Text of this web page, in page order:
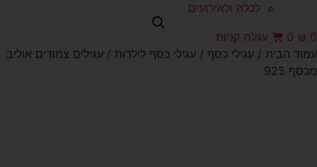
לכלה ולאירועים
₪ 0
0
עגלת קניות
עמוד הבית / עגילי כסף / עגילי כסף לילדות / עגילים צמודים אוליב
מכסף 925